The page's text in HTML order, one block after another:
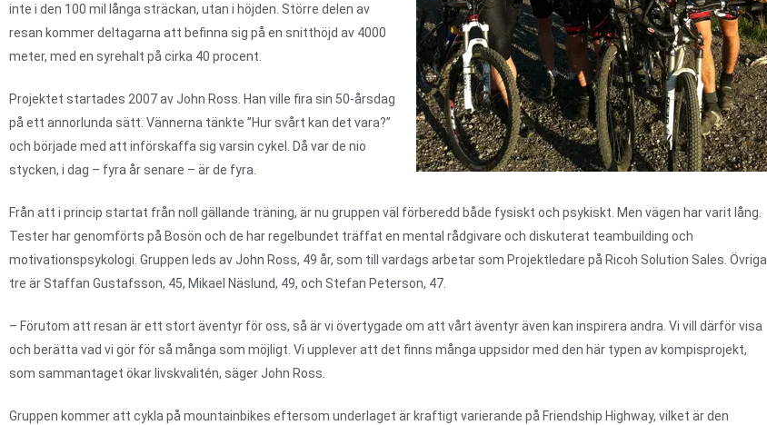
inte i den 100 mil långa sträckan, utan i höjden. Större delen av
resan kommer deltagarna att befinna sig på en snitthöjd av 4000
meter, med en syrehalt på cirka 40 procent.
Projektet startades 2007 av John Ross. Han ville fira sin 50-årsdag
på ett annorlunda sätt. Vännerna tänkte ”Hur svårt kan det vara?”
och började med att införskaffa sig varsin cykel. Då var de nio
stycken, i dag – fyra år senare – är de fyra.
Från att i princip startat från noll gällande träning, är nu gruppen väl förberedd både fysiskt och psykiskt. Men vägen har varit lång.
Tester har genomförts på Bosön och de har regelbundet träffat en mental rådgivare och diskuterat teambuilding och
motivationspsykologi. Gruppen leds av John Ross, 49 år, som till vardags arbetar som Projektledare på Ricoh Solution Sales. Övriga
tre är Staffan Gustafsson, 45, Mikael Näslund, 49, och Stefan Peterson, 47.
– Förutom att resan är ett stort äventyr för oss, så är vi övertygade om att vårt äventyr även kan inspirera andra. Vi vill därför visa
och berätta vad vi gör för så många som möjligt. Vi upplever att det finns många uppsidor med den här typen av kompisprojekt,
som sammantaget ökar livskvalitén, säger John Ross.
Gruppen kommer att cykla på mountainbikes eftersom underlaget är kraftigt varierande på Friendship Highway, vilket är den